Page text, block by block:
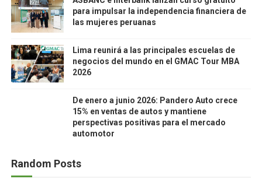
para impulsar la independencia financiera de
las mujeres peruanas
Lima reunirá a las principales escuelas de
negocios del mundo en el GMAC Tour MBA
2026
De enero a junio 2026: Pandero Auto crece
15% en ventas de autos y mantiene
perspectivas positivas para el mercado
automotor
Random Posts